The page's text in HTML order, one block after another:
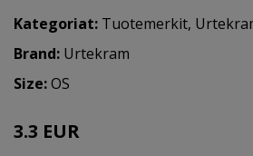
Kategoriat: Tuotemerkit,
Brand: Urtekram
Size:OS
3.3 EUR